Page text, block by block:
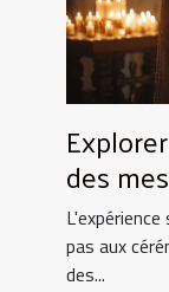
des
pas aux
des...